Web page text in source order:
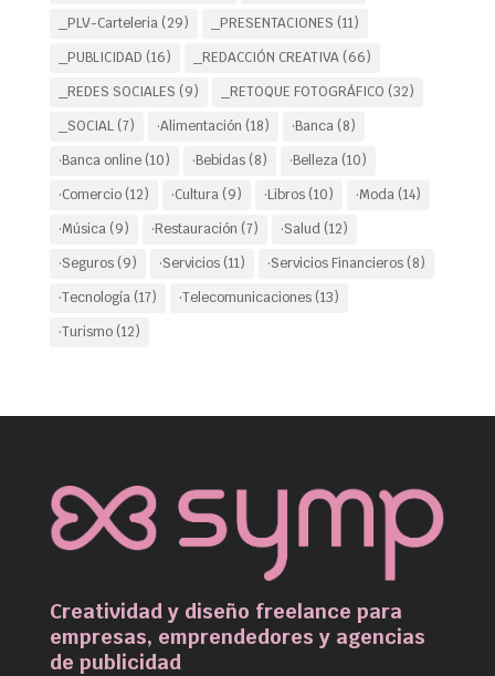
_PLV-Carteleria(29) _PRESENTACIONES (11)
_PUBLICIDAD (16) _REDACCIÓN CREATIVA(66)
_REDES SOCIALES (9) _RETOQUE FOTOGRÁFICO (32)
_SOCIAL(7) ·Alimentación (18) ·Banca(8)
·Banca online(10) ·Bebidas(8) ·Belleza(10)
·Comercio(12) ·Cultura(9) ·Libros(10) ·Moda(14)
·Música(9) ·Restauración (7) ·Salud (12)
·Seguros(9) ·Servicios(11) ·Servicios Financieros(8)
·Tecnología(17) ·Telecomunicaciones(13)
·Turismo(12)
Creatividad y diseño freelance para
empresas, emprendedores y agencias
de publicidad